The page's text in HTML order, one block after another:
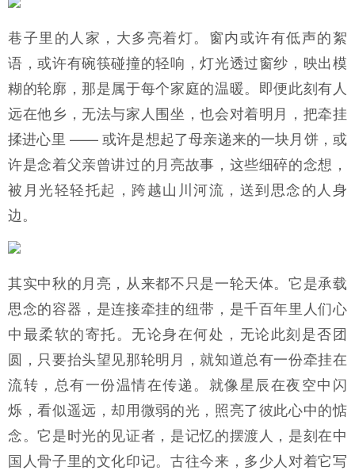
巷子里的人家，大多亮着灯。窗内或许有低声的絮
语，或许有碗筷碰撞的轻响，灯光透过窗纱，映出模
糊的轮廓，那是属于每个家庭的温暖。即便此刻有人
远在他乡，无法与家人围坐，也会对着明月，把牵挂
揉进心里 —— 或许是想起了母亲递来的一块月饼，或
许是念着父亲曾讲过的月亮故事，这些细碎的念想，
被月光轻轻托起，跨越山川河流，送到思念的人身
边。
其实中秋的月亮，从来都不只是一轮天体。它是承载
思念的容器，是连接牵挂的纽带，是千百年里人们心
中最柔软的寄托。无论身在何处，无论此刻是否团
圆，只要抬头望见那轮明月，就知道总有一份牵挂在
流转，总有一份温情在传递。就像星辰在夜空中闪
烁，看似遥远，却用微弱的光，照亮了彼此心中的惦
念。它是时光的见证者，是记忆的摆渡人，是刻在中
国人骨子里的文化印记。古往今来，多少人对着它写